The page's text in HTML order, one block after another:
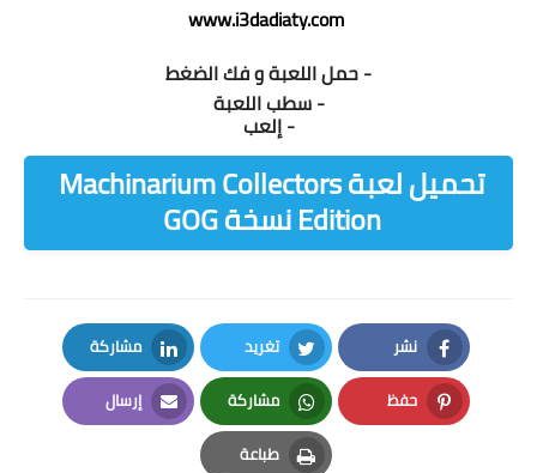
www.i3dadiaty.com
- حمل اللعبة و فك الضغط
- سطب اللعبة
- إلعب
تحميل لعبة Machinarium Collectors
Edition نسخة GOG
نشر
Facebook
تغريد
Twitter
مشاركة
LinkedIn
حفظ
Pinterest
مشاركة
Whatsapp
إرسال
Email
طباعة